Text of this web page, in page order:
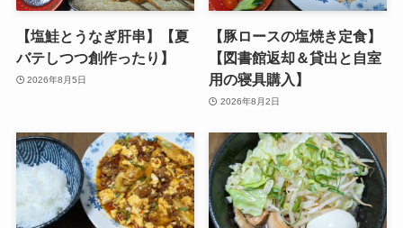
【塩鮭とうなぎ肝串】【夏
バテしつつ創作ったり】
2026年8月5日
【豚ロースの塩焼き定食】
【図書館返却＆貸出と自室
用の寝具購入】
2026年8月2日